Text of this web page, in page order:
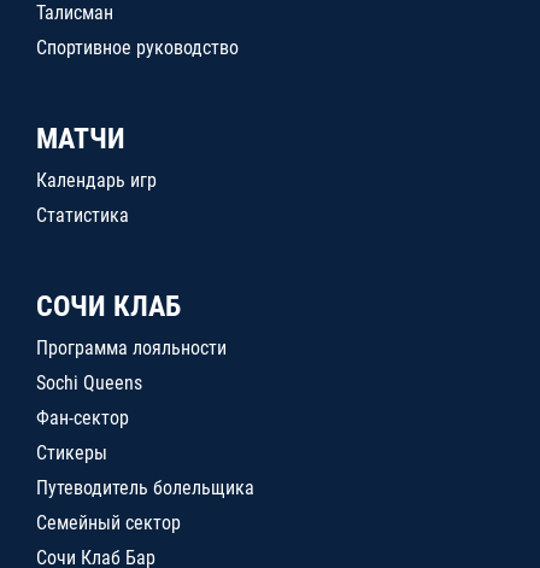
Талисман
Спортивное руководство
МАТЧИ
Календарь игр
Статистика
СОЧИ КЛАБ
Программа лояльности
Sochi Queens
Фан-сектор
Стикеры
Путеводитель болельщика
Семейный сектор
Сочи Клаб Бар